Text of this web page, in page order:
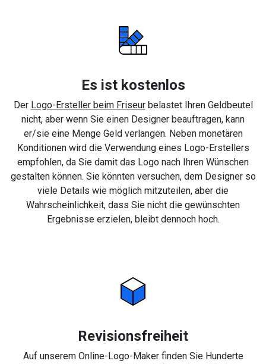
Es ist kostenlos
Der Logo-Ersteller beim Friseurbelastet Ihren Geldbeutel
nicht, aber wenn Sie einen Designer beauftragen, kann
er/sie eine Menge Geld verlangen. Neben monetären
Konditionen wird die Verwendung eines Logo-Erstellers
empfohlen, da Sie damit das Logo nach Ihren Wünschen
gestalten können. Sie könnten versuchen, dem Designer so
viele Details wie möglich mitzuteilen, aber die
Wahrscheinlichkeit, dass Sie nicht die gewünschten
Ergebnisse erzielen, bleibt dennoch hoch.
Revisionsfreiheit
Auf unserem Online-Logo-Maker finden Sie Hunderte